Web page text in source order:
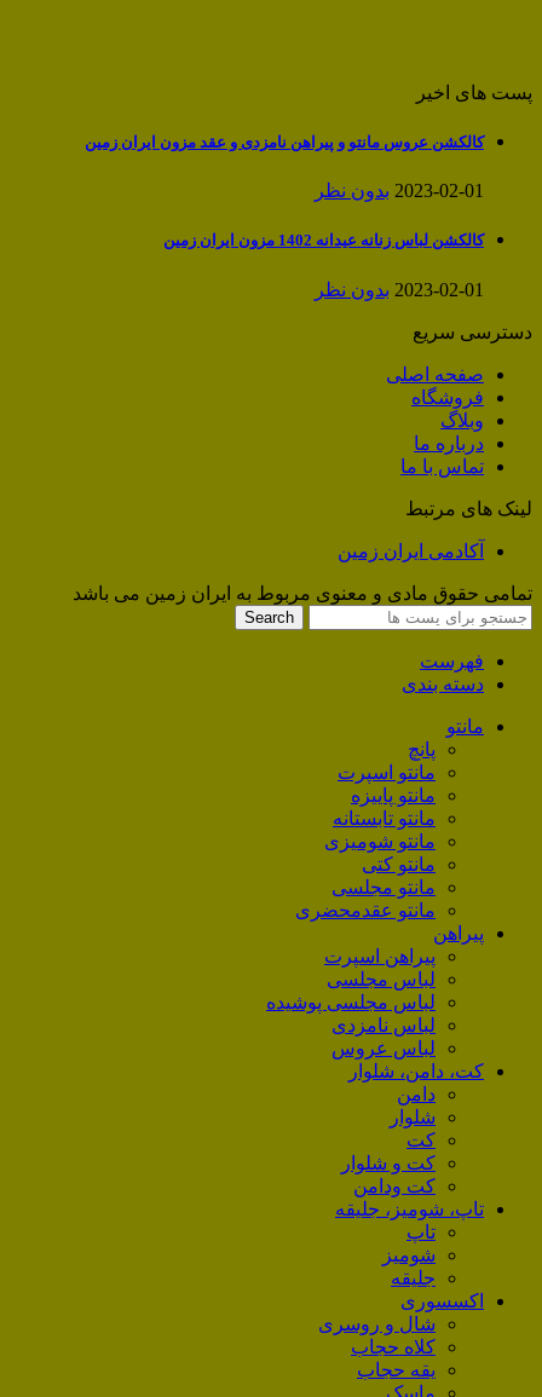
پست های اخیر
کالکشن عروس مانتو و پیراهن نامزدی و عقد مزون ایران زمین
2023-02-01 بدون نظر
کالکشن لباس زنانه عیدانه 1402 مزون ایران زمین
2023-02-01 بدون نظر
دسترسی سریع
صفحه اصلی
فروشگاه
وبلاگ
درباره ما
تماس با ما
لینک های مرتبط
آکادمی ایران زمین
تمامی حقوق مادی و معنوی مربوط به ایران زمین می باشد
Search
فهرست
دسته بندی
مانتو
پانچ
مانتو اسپرت
مانتو پاییزه
مانتو تابستانه
مانتو شومیزی
مانتو کتی
مانتو مجلسی
مانتو عقد‌محضری
پیراهن
پیراهن اسپرت
لباس مجلسی
لباس مجلسی پوشیده
لباس نامزدی
لباس عروس
کت، دامن، شلوار
دامن
شلوار
کت
کت و شلوار
کت ودامن
تاپ، شومیز، جلیقه
تاپ
شومیز
جلیقه
اکسسوری
شال و روسری
کلاه حجاب
یقه حجاب
ماسک